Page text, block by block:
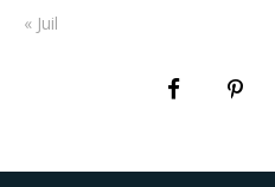
« Juil